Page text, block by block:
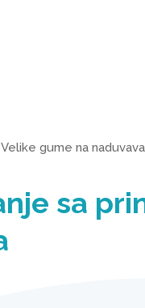
Velike gume na
sa